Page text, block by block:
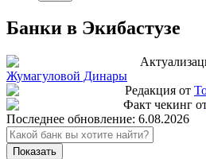
Банки в Экибастузе
Жумагуловой Динары
Редакция от
Факт чекинг
Последнее обновление: 6.08.2026
Показать